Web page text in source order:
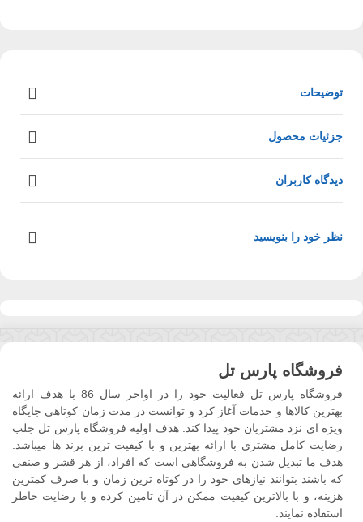
توضیحات
جزئیات محصول
دیدگاه کاربران
نظر خود را بنویسید
فروشگاه پارس تل
فروشگاه پارس تل فعالیت خود را در اواخر سال 86 با هدف ارائه
بهترین کالاها و خدمات آغاز کرد و توانست در مدت زمان کوتاهی جایگاه
ویژه ای نزد مشتریان خود پیدا کند. هدف اولیه فروشگاه پارس تل جلب
رضایت کامل مشتری با ارائه بهترین و با کیفیت ترین برند ها میباشد.
هدف ما تبدیل شدن به فروشگاهی است که افراد، از هر قشر و صنفی
که باشند بتوانند نیازهای خود را در کوتاه ترین زمان و با صرف کمترین
هزینه، و با بالاترین کیفیت ممکن در آن تامین کرده و با رضایت خاطر
استفاده نمایند.